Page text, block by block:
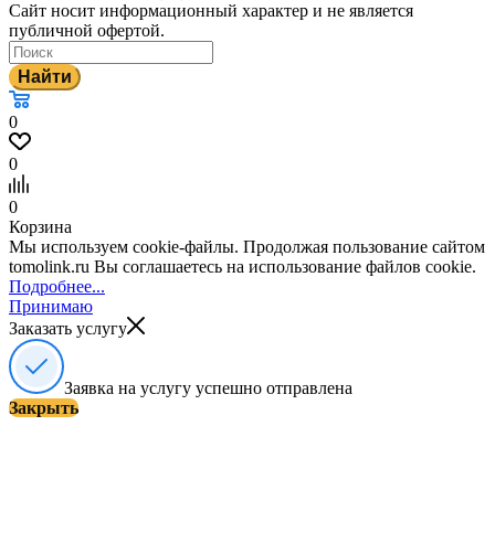
Сайт носит информационный характер и не является
публичной офертой.
Найти
0
0
0
Корзина
Мы используем cookie-файлы. Продолжая пользование сайтом
tomolink.ru Вы соглашаетесь на использование файлов cookie.
Подробнее...
Принимаю
Заказать услугу
Заявка на услугу успешно отправлена
Закрыть